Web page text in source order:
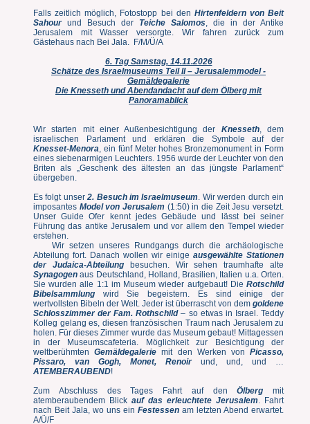
Falls zeitlich möglich, Fotostopp bei den Hirtenfeldern von Beit
Sahourund Besuch der Teiche Salomos, die in der Antike
Jerusalem mit Wasser versorgte. Wir fahren zurück zum
Gästehaus nach Bei Jala. F/M/Ü/A
6. Tag Samstag, 14.11.2026
Schätze des Israelmuseums Teil II – Jerusalemmodel -
Gemäldegalerie
Die Knesseth und Abendandacht auf dem Ölberg mit
Panoramablick
Wir starten mit einer Außenbesichtigung der Knesseth, dem
israelischen Parlament und erklären die Symbole auf der
Knesset-Menora, ein fünf Meter hohes Bronzemonument in Form
eines siebenarmigen Leuchters. 1956 wurde der Leuchter von den
Briten als „Geschenk des ältesten an das jüngste Parlament“
übergeben.
Es folgt unser2. Besuch im Israelmuseum. Wir werden durch ein
imposantes Model von Jerusalem (1:50) in die Zeit Jesu versetzt.
Unser Guide Ofer kennt jedes Gebäude und lässt bei seiner
Führung das antike Jerusalem und vor allem den Tempel wieder
erstehen.
Wir setzen unseres Rundgangs durch die archäologische
Abteilung fort. Danach wollen wir einige ausgewählte Stationen
der Judaica-Abteilungbesuchen. Wir sehen traumhafte alte
Synagogen aus Deutschland, Holland, Brasilien, Italien u.a. Orten.
Sie wurden alle 1:1 im Museum wieder aufgebaut! Die Rotschild
Bibelsammlung wird Sie begeistern. Es sind einige der
wertvollsten Bibeln der Welt. Jeder ist überrascht von dem goldene
Schlosszimmer der Fam. Rothschild– so etwas in Israel. Teddy
Kolleg gelang es, diesen französischen Traum nach Jerusalem zu
holen. Für dieses Zimmer wurde das Museum gebaut! Mittagessen
in der Museumscafeteria. Möglichkeit zur Besichtigung der
weltberühmtenGemäldegalerie mit den Werken vonPicasso,
Pissaro, van Gogh, Monet, Renoir und, und, und …
ATEMBERAUBEND!
Zum Abschluss des Tages Fahrt auf denÖlberg mit
atemberaubendem Blick auf das erleuchtete Jerusalem. Fahrt
nach Beit Jala, wo uns ein Festessen am letzten Abend erwartet.
A/Ü/F